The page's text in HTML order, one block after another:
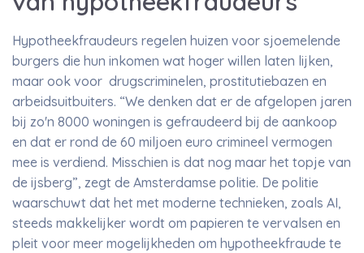
Hypotheekfraudeurs regelen huizen voor sjoemelende
burgers die hun inkomen wat hoger willen laten lijken,
maar ook voor drugscriminelen, prostitutiebazen en
arbeidsuitbuiters. “We denken dat er de afgelopen jaren
bij zo'n 8000 woningen is gefraudeerd bij de aankoop
en dat er rond de 60 miljoen euro crimineel vermogen
mee is verdiend. Misschien is dat nog maar het topje van
de ijsberg”, zegt de Amsterdamse politie. De politie
waarschuwt dat het met moderne technieken, zoals AI,
steeds makkelijker wordt om papieren te vervalsen en
pleit voor meer mogelijkheden om hypotheekfraude te